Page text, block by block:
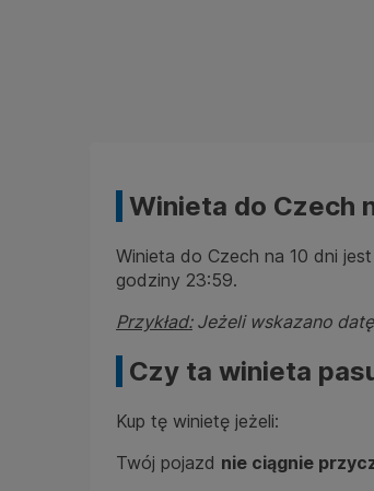
Winieta do Czech
Winieta do Czech na 10 dni
godziny 23:59.
Przykład:Jeżeli wskazano
Czy ta winieta
Kup tę winietę jeżeli:
Twój pojazd nie ciągnie